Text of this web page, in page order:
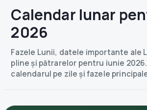
Calendar lunar
2026
Fazele Lunii, datele importante ale
pline și pătrarelor pentru iunie
calendarul pe zile și fazele